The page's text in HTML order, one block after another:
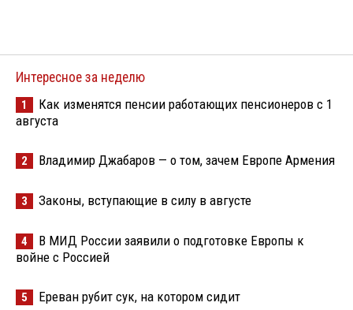
Интересное за неделю
1
Как изменятся пенсии работающих пенсионеров с 1
августа
2 Владимир Джабаров — о том, зачем Европе Армения
3 Законы, вступающие в силу в августе
4
В МИД России заявили о подготовке Европы к
войне с Россией
5 Ереван рубит сук, на котором сидит